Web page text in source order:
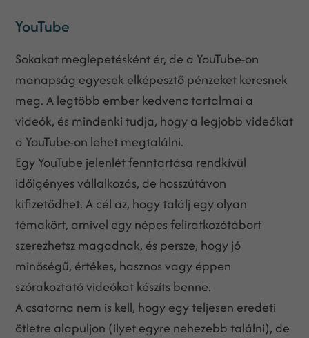
YouTube
Sokakat meglepetésként ér, de a YouTube-on
manapság egyesek elképesztő pénzeket keresnek
meg. A legtöbb ember kedvenc tartalmai a
videók, és mindenki tudja, hogy a legjobb videókat
a YouTube-on lehet megtalálni.
Egy YouTube jelenlét fenntartása rendkívül
időigényes vállalkozás, de hosszútávon
kifizetődhet. A cél az, hogy találj egy olyan
témakört, amivel egy népes feliratkozótábort
szerezhetsz magadnak, és persze, hogy jó
minőségű, értékes, hasznos vagy éppen
szórakoztató videókat készíts benne.
A csatorna nem is kell, hogy egy teljesen eredeti
ötletre alapuljon (ilyet egyre nehezebb találni), de